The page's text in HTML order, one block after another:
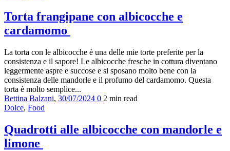
Torta frangipane con albicocche e
cardamomo
La torta con le albicocche è una delle mie torte preferite per la
consistenza e il sapore! Le albicocche fresche in cottura diventano
leggermente aspre e succose e si sposano molto bene con la
consistenza delle mandorle e il profumo del cardamomo. Questa
torta è molto semplice...
Bettina Balzani, 30/07/2024 0 2 min read
Dolce, Food
Quadrotti alle albicocche con mandorle e
limone